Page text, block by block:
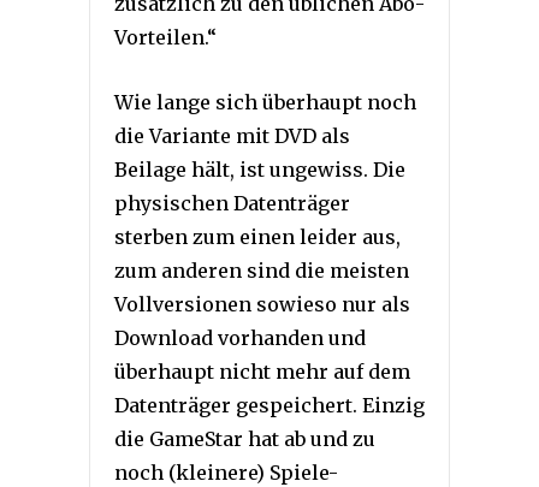
Vorteilen.“
Wie lange sich überhaupt noch
die Variante mit DVD als
Beilage hält, ist ungewiss. Die
physischen Datenträger
sterben zum einen leider aus,
zum anderen sind die meisten
Vollversionen sowieso nur als
Download vorhanden und
überhaupt nicht mehr auf dem
Datenträger gespeichert. Einzig
die GameStar hat ab und zu
noch (kleinere) Spiele-